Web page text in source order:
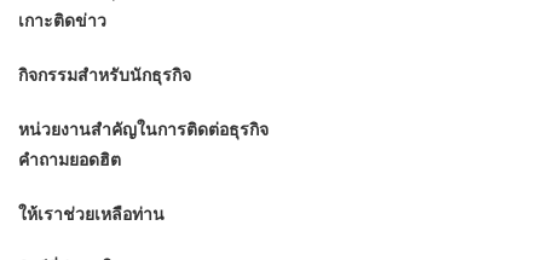
เกาะติดข่าว
กิจกรรมสำหรับนักธุรกิจ
หน่วยงานสำคัญในการติดต่อธุรกิจ
คำถามยอดฮิต
ให้เราช่วยเหลือท่าน